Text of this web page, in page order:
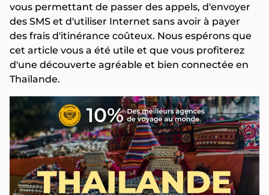
vous permettant de passer des appels, d'envoyer
des SMS et d'utiliser Internet sans avoir à payer
des frais d'itinérance coûteux. Nous espérons que
cet article vous a été utile et que vous profiterez
d'une découverte agréable et bien connectée en
Thaïlande.